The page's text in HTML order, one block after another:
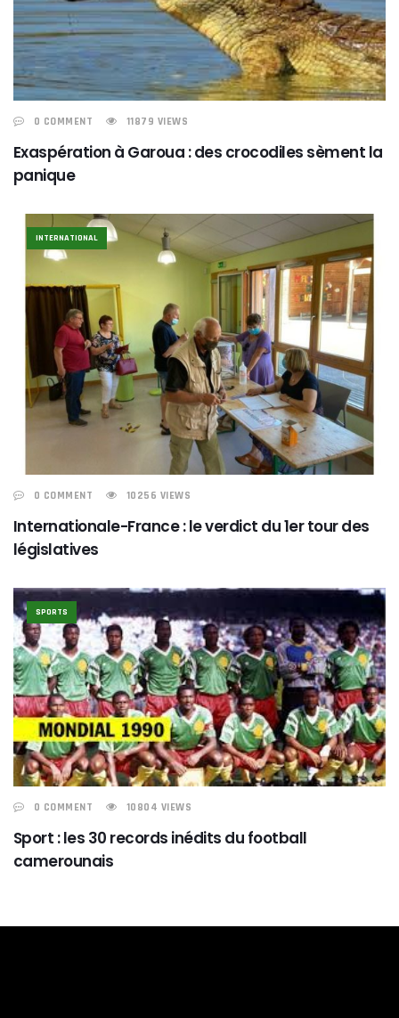
0 COMMENT 11879 VIEWS
Exaspération à Garoua : des crocodiles sèment la
panique
INTERNATIONAL
0 COMMENT 10256 VIEWS
Internationale-France : le verdict du 1er tour des
législatives
SPORTS
0 COMMENT 10804 VIEWS
Sport : les 30 records inédits du football
camerounais